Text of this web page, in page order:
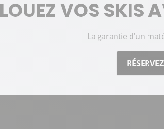
LOUEZ VOS SKIS
La garantie d'un